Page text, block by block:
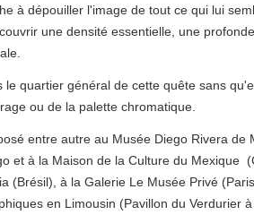
à dépouiller l'image de tout ce qui lui
une densité essentielle, une
le quartier général de cette quête sans
ou de la palette chromatique.
entre autre au Musée Diego Rivera
et à la Maison de la Culture du Mexique
(Brésil), à la Galerie Le Musée Privé
en Limousin (Pavillon du Verdurier